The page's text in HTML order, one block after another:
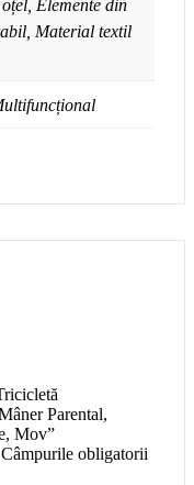
Elemente din
Material textil
Parental,
Mov”
Câmpurile obligatorii